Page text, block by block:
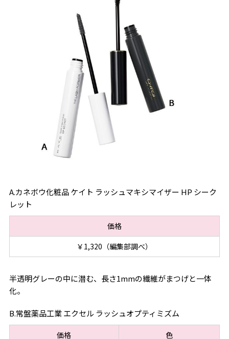
A.カネボウ化粧品 ケイト ラッシュマキシマイザー HP シーク
レット
価格
￥1,320（編集部調べ）
半透明グレーの中に潜む、長さ1mmの繊維がまつげと一体
化。
B.常盤薬品工業 エクセル ラッシュオプティミズム
価格 色